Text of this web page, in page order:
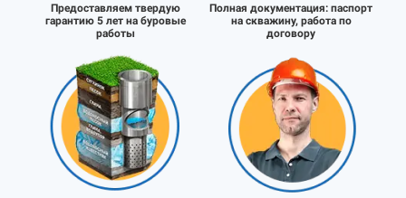
Предоставляем твердую
гарантию 5 лет на буровые
работы
Полная документация: паспорт
на скважину, работа по
договору